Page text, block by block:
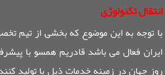
انتقال تکنولوژی
با توجه به این موضوع که بخشی از تیم
ایران فعال می باشد قادریم همسو با
روز جهان در زمینه خدمات ذیل با تولید